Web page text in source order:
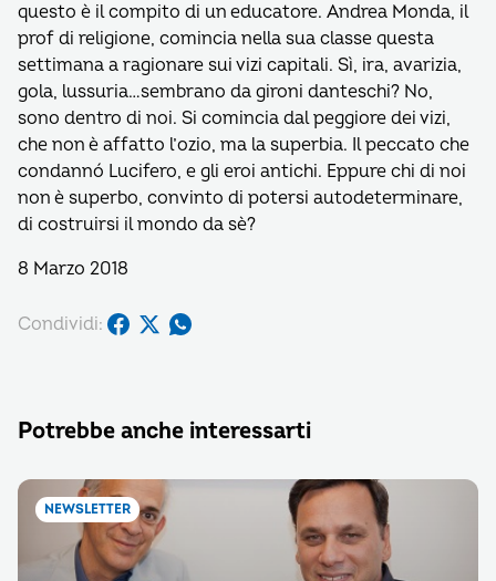
questo è il compito di un educatore. Andrea Monda, il
prof di religione, comincia nella sua classe questa
settimana a ragionare sui vizi capitali. Sì, ira, avarizia,
gola, lussuria…sembrano da gironi danteschi? No,
sono dentro di noi. Si comincia dal peggiore dei vizi,
che non è affatto l’ozio, ma la superbia. Il peccato che
condannó Lucifero, e gli eroi antichi. Eppure chi di noi
non è superbo, convinto di potersi autodeterminare,
di costruirsi il mondo da sè?
8 Marzo 2018
Condividi:
Potrebbe anche interessarti
NEWSLETTER